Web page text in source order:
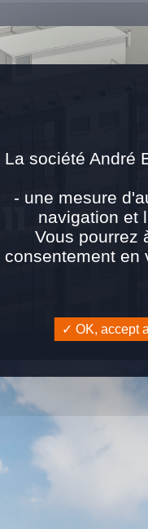
La société André
- une mesure
navigation et
Vous pourrez
consentement en
OK, accept